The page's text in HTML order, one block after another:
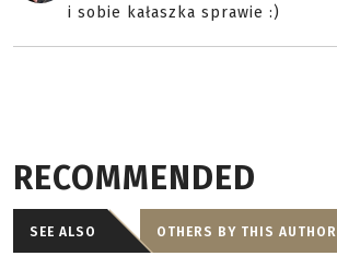
i sobie kałaszka sprawie :)
RECOMMENDED
SEE ALSO OTHERS BY THIS AUTHOR